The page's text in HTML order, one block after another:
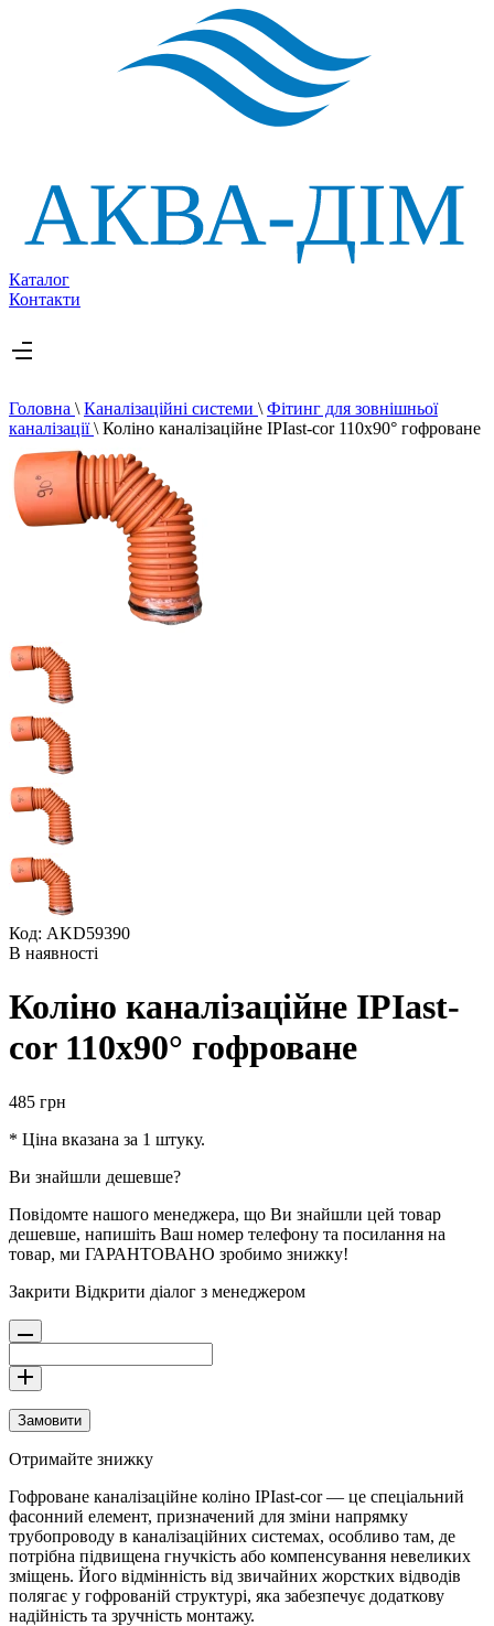
Каталог
Контакти
Головна \ Каналізаційні системи \ Фітинг для зовнішньої
каналізації\ Коліно каналізаційне IPIast-cor 110х90° гофроване
Код: AKD59390
В наявності
Коліно каналізаційне IPIast-
cor 110х90° гофроване
485 грн
* Ціна вказана за 1 штуку.
Ви знайшли дешевше?
Повідомте нашого менеджера, що Ви знайшли цей товар
дешевше, напишіть Ваш номер телефону та посилання на
товар, ми ГАРАНТОВАНО зробимо знижку!
Закрити Відкрити діалог з менеджером
Замовити
Отримайте знижку
Гофроване каналізаційне коліно IPIast-cor — це спеціальний
фасонний елемент, призначений для зміни напрямку
трубопроводу в каналізаційних системах, особливо там, де
потрібна підвищена гнучкість або компенсування невеликих
зміщень. Його відмінність від звичайних жорстких відводів
полягає у гофрованій структурі, яка забезпечує додаткову
надійність та зручність монтажу.